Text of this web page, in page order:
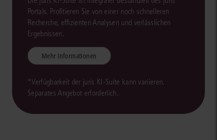
Portals. Profitieren Sie von einer noch schnelleren
Recherche, effizienten Analysen und verlässlichen
Ergebnissen.
Mehr Informationen
*Verfügbarkeit der juris KI-Suite kann variieren.
Separates Angebot erforderlich.